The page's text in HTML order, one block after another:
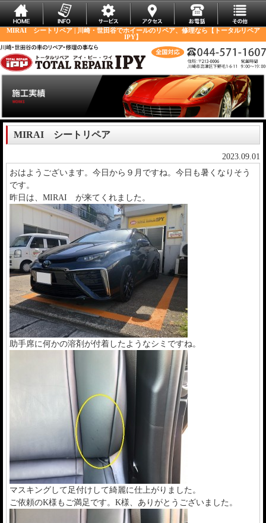
MIRAI シートリペア | 川崎・世田谷でホイールのリペア、修理なら【トータルリペア
IPY】
MIRAI シートリペア
2023.09.01
おはようございます。今日から９月ですね。今日も暑くなりそう
です。
昨日は、MIRAI が来てくれました。
助手席に何かの溶剤が付着したようなシミですね。
マスキングして足付けして綺麗に仕上がりました。
ご依頼のK様もご満足です。K様、ありがとうございました。